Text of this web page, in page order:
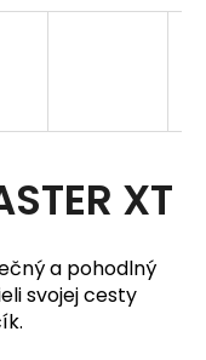
XT
a pohodlný
svojej cesty